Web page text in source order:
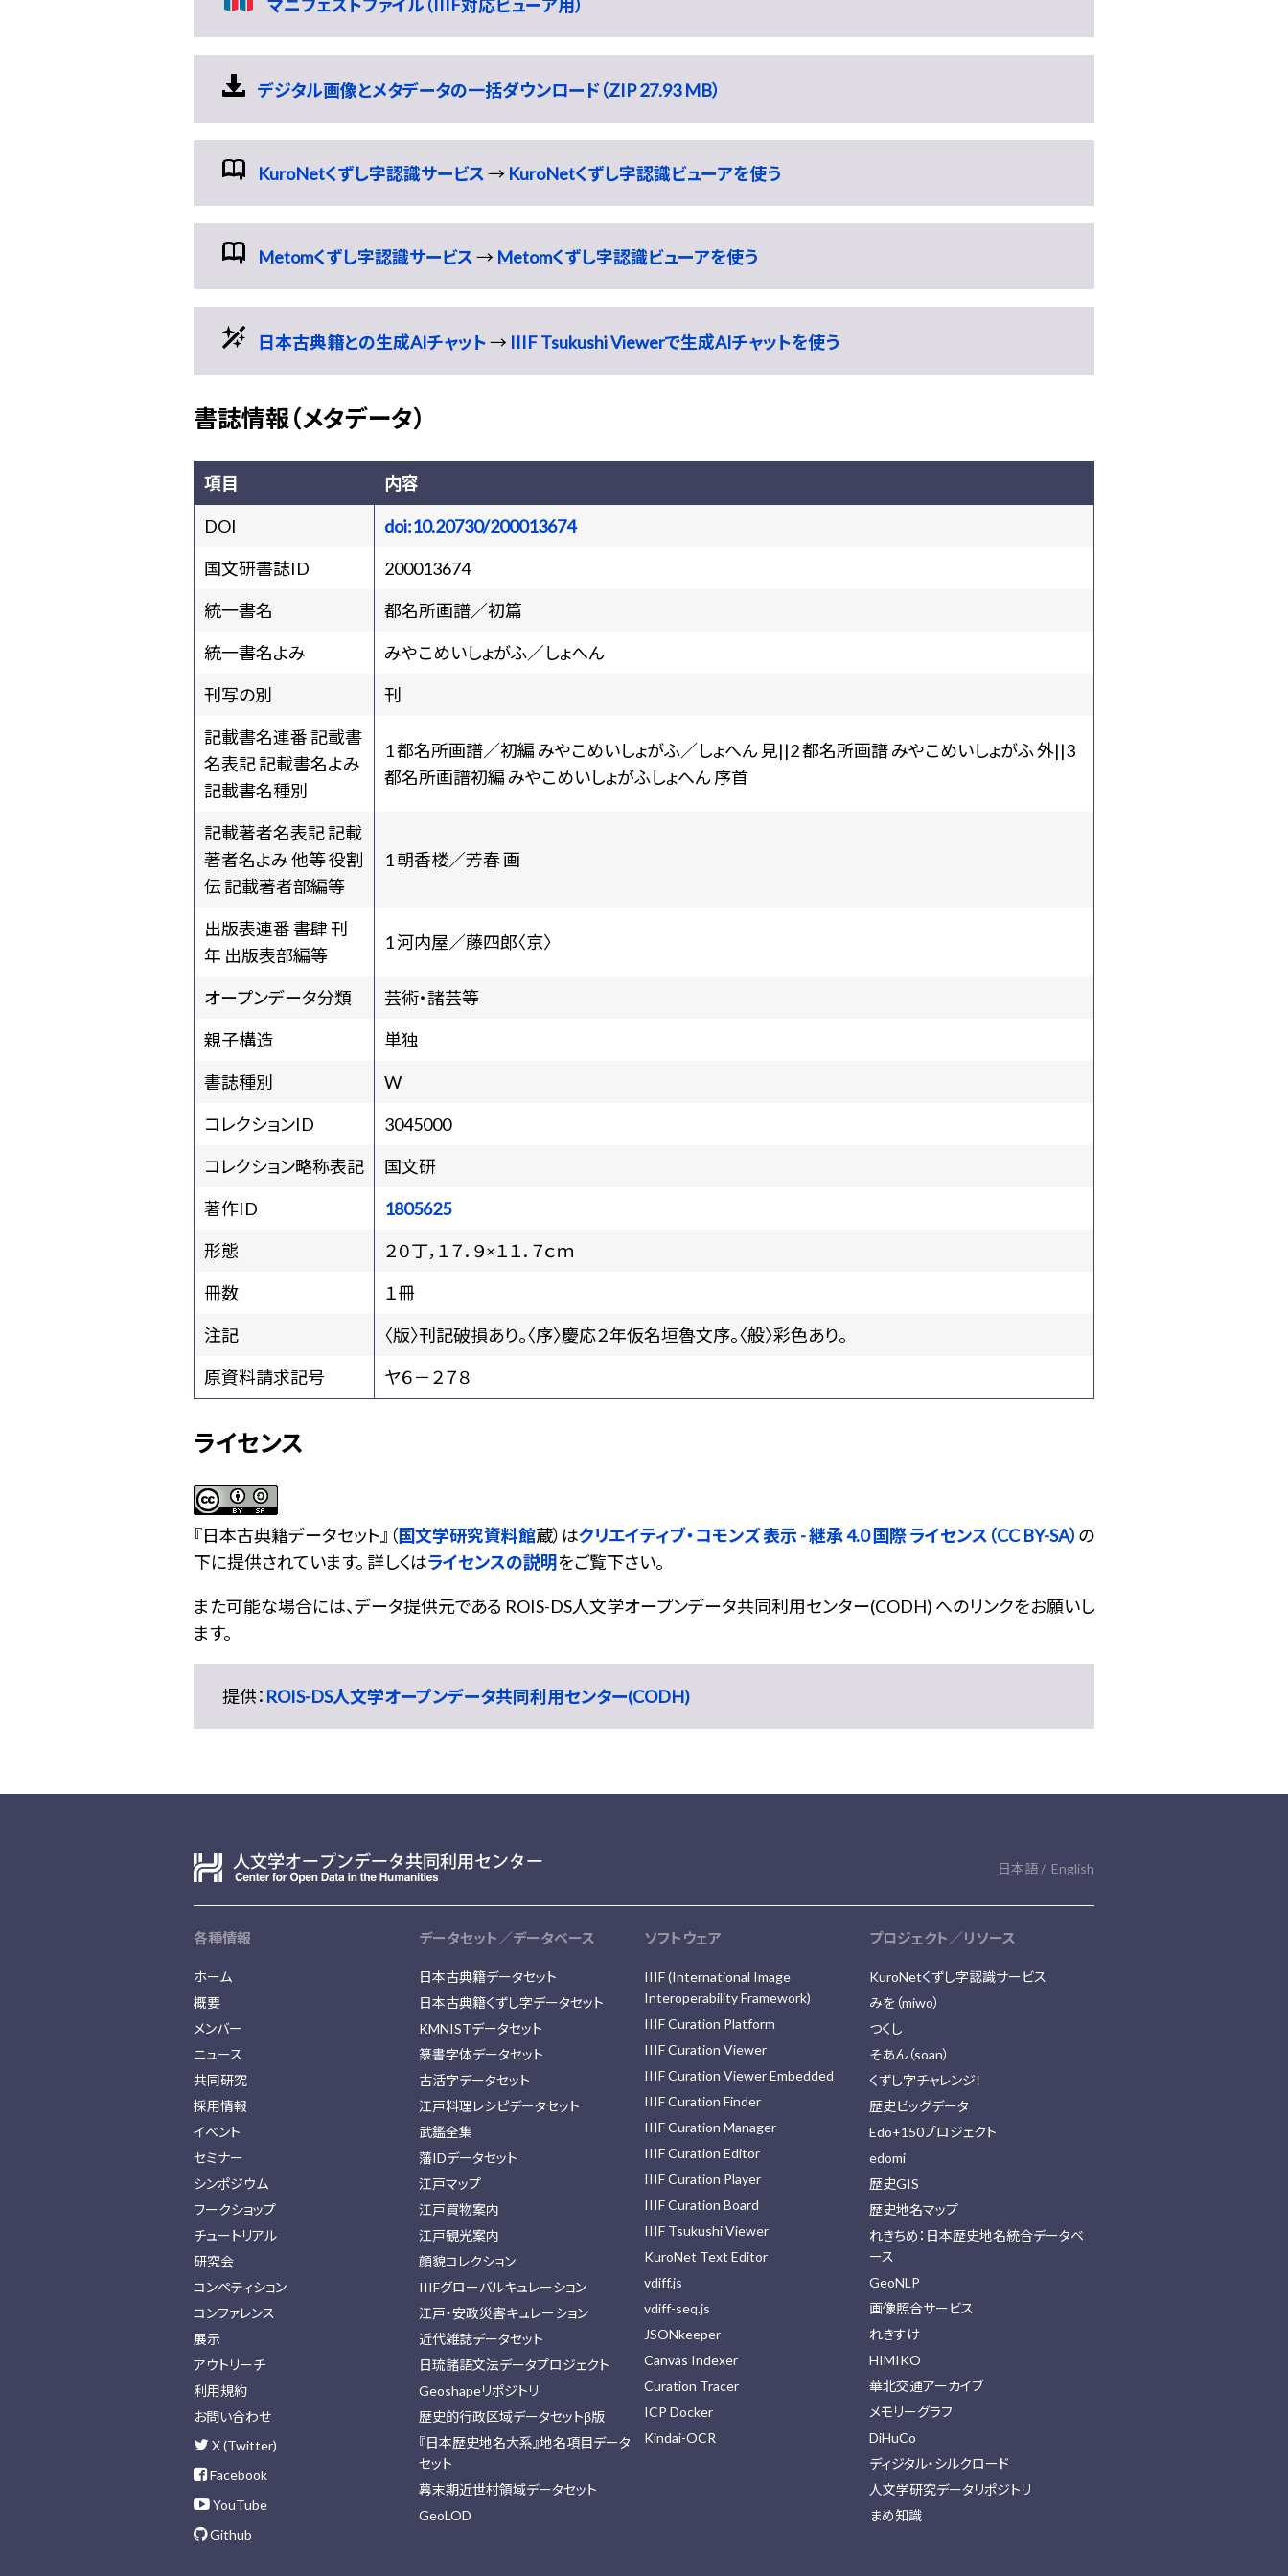
マニフェストファイル（IIIF対応ビューア用）
デジタル画像とメタデータの一括ダウンロード（ZIP 27.93 MB）
KuroNetくずし字認識サービス→ KuroNetくずし字認識ビューアを使う
Metomくずし字認識サービス→ Metomくずし字認識ビューアを使う
日本古典籍との生成AIチャット→ IIIF Tsukushi Viewerで生成AIチャットを使う
書誌情報（メタデータ）
項目 内容
DOI
doi:10.20730/200013674
国文研書誌ID
200013674
統一書名
都名所画譜／初篇
統一書名よみ
みやこめいしょがふ／しょへん
刊写の別
刊
記載書名連番 記載書
名表記 記載書名よみ
記載書名種別
1 都名所画譜／初編 みやこめいしょがふ／しょへん 見||2 都名所画譜 みやこめいしょがふ 外||3
都名所画譜初編 みやこめいしょがふしょへん 序首
記載著者名表記 記載
著者名よみ 他等 役割
伝 記載著者部編等
1 朝香楼／芳春 画
出版表連番 書肆 刊
年 出版表部編等
1 河内屋／藤四郎〈京〉
オープンデータ分類
芸術・諸芸等
親子構造
単独
書誌種別
W
コレクションID
3045000
コレクション略称表記
国文研
著作ID
1805625
形態
２０丁，１７．９×１１．７ｃｍ
冊数
１冊
注記
〈版〉刊記破損あり。〈序〉慶応２年仮名垣魯文序。〈般〉彩色あり。
原資料請求記号
ヤ６－２７８
ライセンス
『日本古典籍データセット』（国文学研究資料館蔵）はクリエイティブ・コモンズ 表示 - 継承 4.0 国際 ライセンス（CC BY-SA） の
下に提供されています。 詳しくはライセンスの説明をご覧下さい。
また可能な場合には、データ提供元である ROIS-DS人文学オープンデータ共同利用センター(CODH) へのリンクをお願いし
ます。
提供： ROIS-DS人文学オープンデータ共同利用センター(CODH)
日本語 English
各種情報
ホーム
概要
メンバー
ニュース
共同研究
採用情報
イベント
セミナー
シンポジウム
ワークショップ
チュートリアル
研究会
コンペティション
コンファレンス
展示
アウトリーチ
利用規約
お問い合わせ
X (Twitter)
Facebook
YouTube
Github
データセット／データベース
日本古典籍データセット
日本古典籍くずし字データセット
KMNISTデータセット
篆書字体データセット
古活字データセット
江戸料理レシピデータセット
武鑑全集
藩IDデータセット
江戸マップ
江戸買物案内
江戸観光案内
顔貌コレクション
IIIFグローバルキュレーション
江戸・安政災害キュレーション
近代雑誌データセット
日琉諸語文法データプロジェクト
Geoshapeリポジトリ
歴史的行政区域データセットβ版
『日本歴史地名大系』地名項目データ
セット
幕末期近世村領域データセット
GeoLOD
ソフトウェア
IIIF (International Image
Interoperability Framework)
IIIF Curation Platform
IIIF Curation Viewer
IIIF Curation Viewer Embedded
IIIF Curation Finder
IIIF Curation Manager
IIIF Curation Editor
IIIF Curation Player
IIIF Curation Board
IIIF Tsukushi Viewer
KuroNet Text Editor
vdiff.js
vdiff-seq.js
JSONkeeper
Canvas Indexer
Curation Tracer
ICP Docker
Kindai-OCR
プロジェクト／リソース
KuroNetくずし字認識サービス
みを（miwo）
つくし
そあん（soan）
くずし字チャレンジ！
歴史ビッグデータ
Edo+150プロジェクト
edomi
歴史GIS
歴史地名マップ
れきちめ：日本歴史地名統合データベ
ース
GeoNLP
画像照合サービス
れきすけ
HIMIKO
華北交通アーカイブ
メモリーグラフ
DiHuCo
ディジタル・シルクロード
人文学研究データリポジトリ
まめ知識